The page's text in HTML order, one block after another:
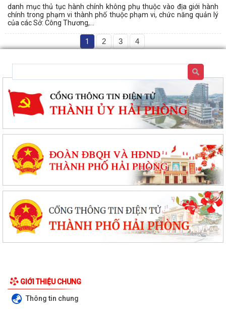
danh mục thủ tục hành chính không phụ thuộc vào địa giới hành
chính trong phạm vi thành phố thuộc phạm vi, chức năng quản lý
của các Sở: Công Thương,...
1 2 3 4
GIỚI THIỆU CHUNG
Thông tin chung